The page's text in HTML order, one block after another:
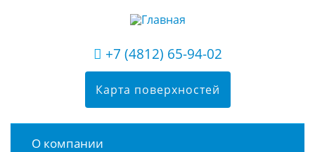
+7 (4812) 65-94-02
Карта поверхностей
О компании